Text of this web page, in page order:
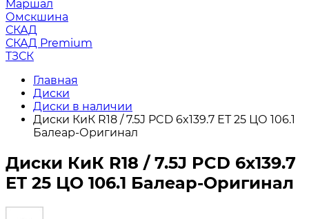
Маршал
Омскшина
СКАД
СКАД Premium
ТЗСК
Главная
Диски
Диски в наличии
Диски КиК R18 / 7.5J PCD 6x139.7 ЕТ 25 ЦО 106.1
Балеар-Оригинал
Диски КиК R18 / 7.5J PCD 6x139.7
ЕТ 25 ЦО 106.1 Балеар-Оригинал